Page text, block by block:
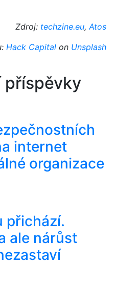
Zdroj: techzine.eu, Atos
Hack Capital on Unsplash
příspěvky
internet
organizace
přichází.
ale nárůst